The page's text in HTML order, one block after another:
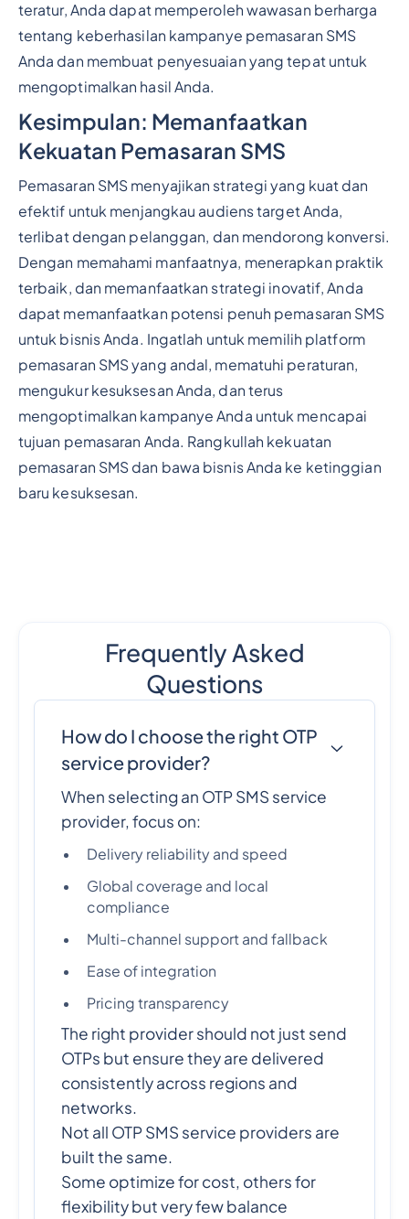
teratur, Anda dapat memperoleh wawasan berharga
tentang keberhasilan kampanye pemasaran SMS
Anda dan membuat penyesuaian yang tepat untuk
mengoptimalkan hasil Anda.
Kesimpulan: Memanfaatkan
Kekuatan Pemasaran SMS
Pemasaran SMS menyajikan strategi yang kuat dan
efektif untuk menjangkau audiens target Anda,
terlibat dengan pelanggan, dan mendorong konversi.
Dengan memahami manfaatnya, menerapkan praktik
terbaik, dan memanfaatkan strategi inovatif, Anda
dapat memanfaatkan potensi penuh pemasaran SMS
untuk bisnis Anda. Ingatlah untuk memilih platform
pemasaran SMS yang andal, mematuhi peraturan,
mengukur kesuksesan Anda, dan terus
mengoptimalkan kampanye Anda untuk mencapai
tujuan pemasaran Anda. Rangkullah kekuatan
pemasaran SMS dan bawa bisnis Anda ke ketinggian
baru kesuksesan.
Frequently Asked
Questions
How do I choose the right OTP
service provider?
When selecting an OTP SMS service
provider, focus on:
Delivery reliability and speed
Global coverage and local
compliance
Multi-channel support and fallback
Ease of integration
Pricing transparency
The right provider should not just send
OTPs but ensure they are delivered
consistently across regions and
networks.
Not all OTP SMS service providers are
built the same.
Some optimize for cost, others for
flexibility but very few balance